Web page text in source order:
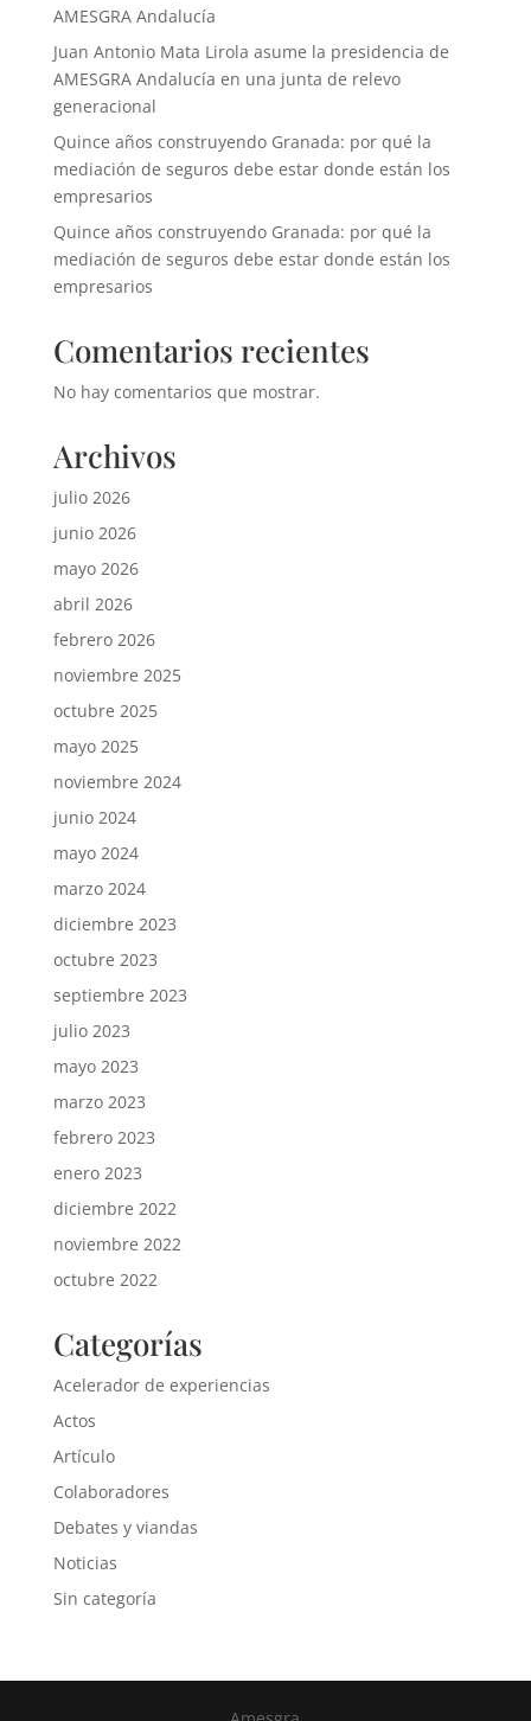
AMESGRA Andalucía
Juan Antonio Mata Lirola asume la presidencia de
AMESGRA Andalucía en una junta de relevo
generacional
Quince años construyendo Granada: por qué la
mediación de seguros debe estar donde están los
empresarios
Quince años construyendo Granada: por qué la
mediación de seguros debe estar donde están los
empresarios
Comentarios recientes
No hay comentarios que mostrar.
Archivos
julio 2026
junio 2026
mayo 2026
abril 2026
febrero 2026
noviembre 2025
octubre 2025
mayo 2025
noviembre 2024
junio 2024
mayo 2024
marzo 2024
diciembre 2023
octubre 2023
septiembre 2023
julio 2023
mayo 2023
marzo 2023
febrero 2023
enero 2023
diciembre 2022
noviembre 2022
octubre 2022
Categorías
Acelerador de experiencias
Actos
Artículo
Colaboradores
Debates y viandas
Noticias
Sin categoría